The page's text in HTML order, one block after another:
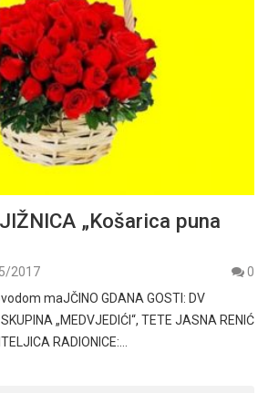
„Košarica puna
2017
0
maJČINO GDANA GOSTI: DV
„MEDVJEDIĆI“, TETE JASNA RENIĆ
RADIONICE:…